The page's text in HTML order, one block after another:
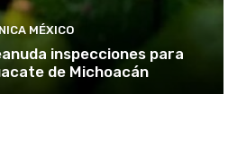
MÉXICO
inspecciones para
de Michoacán